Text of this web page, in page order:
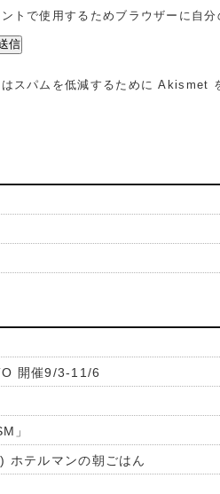
トで使用するためブラウザーに自
はスパムを低減するために Akismet
開催9/3-11/6
」
ホテルマンの朝ごはん